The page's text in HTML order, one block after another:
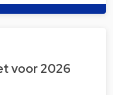
voor 2026